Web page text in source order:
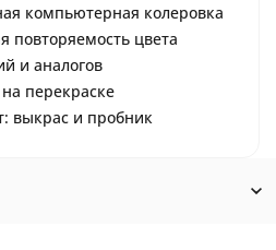
компьютерная колеровка
повторяемость цвета
и аналогов
перекраске
выкрас и пробник